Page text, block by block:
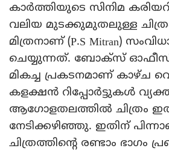
കാര്‍ത്തിയുടെ സിനിമ
വലിയ മുടക്കുമുതലുള്ള
മിത്രനാണ് (P.S Mitran)
ചെയ്യുന്നത്. ബോക്‌സ്
മികച്ച പ്രകടനമാണ് കാഴ്ച
കളക്ഷന്‍ റിപ്പോര്‍ട്ടുകള്‍
ആഗോളതലത്തില്‍ ചിത്രം
നേടിക്കഴിഞ്ഞു. ഇതിന്
ചിത്രത്തിന്റെ രണ്ടാം ഭാഗം